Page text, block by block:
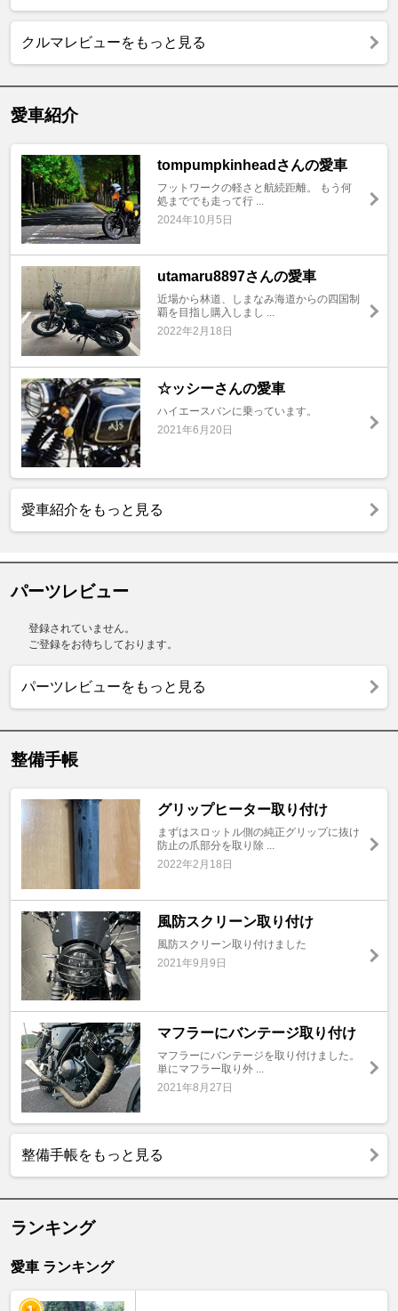
クルマレビューをもっと見る
愛車紹介
tompumpkinheadさんの愛車
フットワークの軽さと航続距離。 もう何
処まででも走って行 ...
2024年10月5日
utamaru8897さんの愛車
近場から林道、しまなみ海道からの四国制
覇を目指し購入しまし ...
2022年2月18日
☆ッシーさんの愛車
ハイエースバンに乗っています。
2021年6月20日
愛車紹介をもっと見る
パーツレビュー
登録されていません。
ご登録をお待ちしております。
パーツレビューをもっと見る
整備手帳
グリップヒーター取り付け
まずはスロットル側の純正グリップに抜け
防止の爪部分を取り除 ...
2022年2月18日
風防スクリーン取り付け
風防スクリーン取り付けました
2021年9月9日
マフラーにバンテージ取り付け
マフラーにバンテージを取り付けました。
単にマフラー取り外 ...
2021年8月27日
整備手帳をもっと見る
ランキング
愛車 ランキング